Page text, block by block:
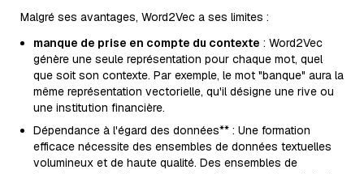
Malgré ses avantages, Word2Vec a ses limites :
manque de prise en compte du contexte : Word2Vec
génère une seule représentation pour chaque mot, quel
que soit son contexte. Par exemple, le mot "banque" aura la
même représentation vectorielle, qu'il désigne une rive ou
une institution financière.
Dépendance à l'égard des données** : Une formation
efficace nécessite des ensembles de données textuelles
volumineux et de haute qualité. Des ensembles de